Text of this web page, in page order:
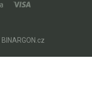
BINARGON.cz